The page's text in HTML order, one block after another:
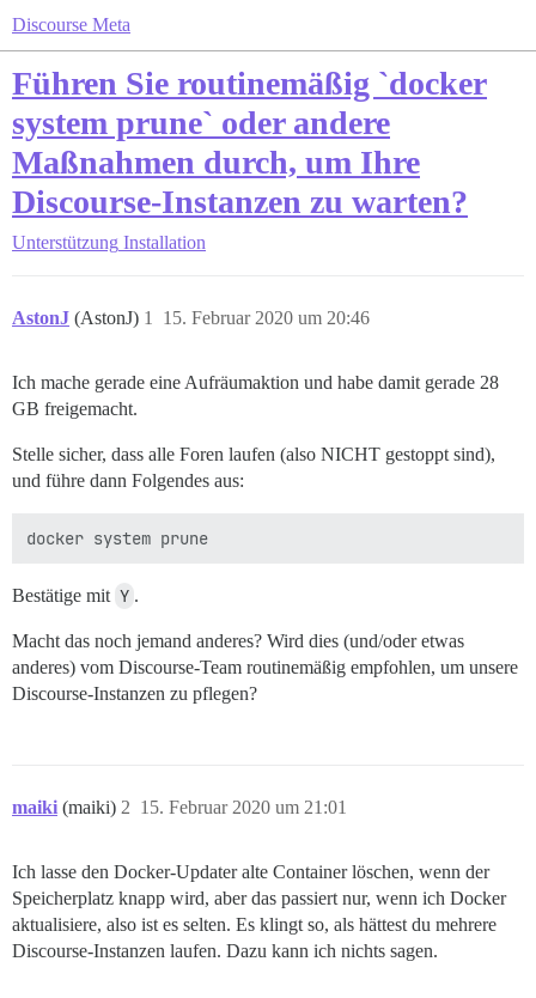
Discourse Meta
Führen Sie routinemäßig `docker
system prune` oder andere
Maßnahmen durch, um Ihre
Discourse-Instanzen zu warten?
Unterstützung Installation
AstonJ (AstonJ) 15. Februar 2020 um 20:46
1
Ich mache gerade eine Aufräumaktion und habe damit gerade 28
GB freigemacht.
Stelle sicher, dass alle Foren laufen (also NICHT gestoppt sind),
und führe dann Folgendes aus:
Bestätige mit Y .
Macht das noch jemand anderes? Wird dies (und/oder etwas
anderes) vom Discourse-Team routinemäßig empfohlen, um unsere
Discourse-Instanzen zu pflegen?
maiki (maiki) 15. Februar 2020 um 21:01
2
Ich lasse den Docker-Updater alte Container löschen, wenn der
Speicherplatz knapp wird, aber das passiert nur, wenn ich Docker
aktualisiere, also ist es selten. Es klingt so, als hättest du mehrere
Discourse-Instanzen laufen. Dazu kann ich nichts sagen.